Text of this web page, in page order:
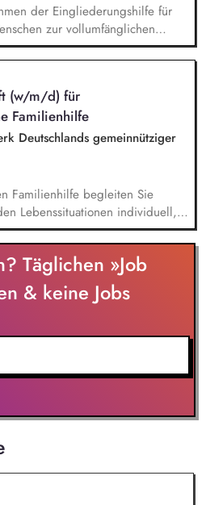
der Eingliederungshilfe für
zur vollumfänglichen
Leben Mitwirkung bei der Ziel-
mit dem Kostenträger
(w/m/d) für
Familienhilfe
Deutschlands gemeinnütziger
Familienhilfe begleiten Sie
Lebenssituationen individuell,
Sie stärken Eltern in ihrer
die Entwicklung von Kindern
Familien dabei,
Dabei arbeiten Sie
weiteren Netzwerkpartnern
Familienhilfe sowie
§§ 30, 31 SGB VIII.
von Familien in Erziehungs-,
Förderung elterlicher
der sozialen und persönlichen
Jugendlichen.
Täglichen »Job
& keine Jobs